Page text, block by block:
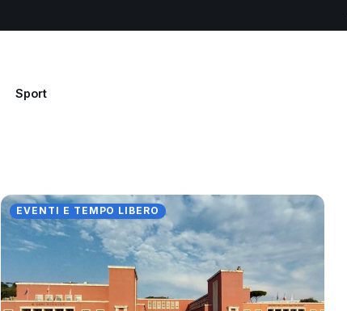
Sport
EVENTI E TEMPO LIBERO